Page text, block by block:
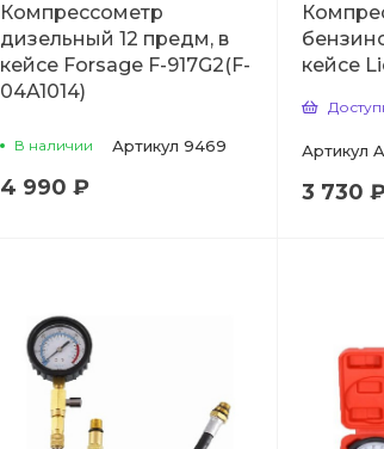
Компрессометр
дизельный 12 предм, в
кейсе Forsage F-917G2(F-
04A1014)
В наличии Артикул 9469
4 990 ₽
кейсе
Артикул
3 730